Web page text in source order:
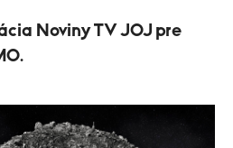
Noviny TV JOJ pre